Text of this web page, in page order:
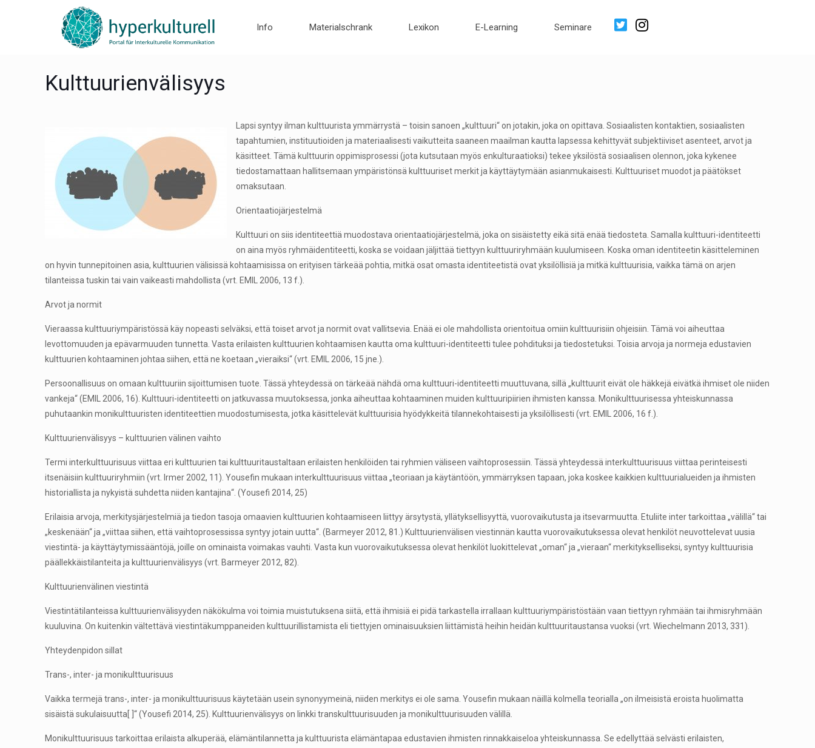
Info Materialschrank Lexikon E-Learning Seminare
Kulttuurienvälisyys
Lapsi syntyy ilman kulttuurista ymmärrystä – toisin sanoen „kulttuuri“ on jotakin, joka on opittava. Sosiaalisten kontaktien, sosiaalisten
tapahtumien, instituutioiden ja materiaalisesti vaikutteita saaneen maailman kautta lapsessa kehittyvät subjektiiviset asenteet, arvot ja
käsitteet. Tämä kulttuurin oppimisprosessi (jota kutsutaan myös enkulturaatioksi) tekee yksilöstä sosiaalisen olennon, joka kykenee
tiedostamattaan hallitsemaan ympäristönsä kulttuuriset merkit ja käyttäytymään asianmukaisesti. Kulttuuriset muodot ja päätökset
omaksutaan.
Orientaatiojärjestelmä
Kulttuuri on siis identiteettiä muodostava orientaatiojärjestelmä, joka on sisäistetty eikä sitä enää tiedosteta. Samalla kulttuuri-identiteetti
on aina myös ryhmäidentiteetti, koska se voidaan jäljittää tiettyyn kulttuuriryhmään kuulumiseen. Koska oman identiteetin käsitteleminen
on hyvin tunnepitoinen asia, kulttuurien välisissä kohtaamisissa on erityisen tärkeää pohtia, mitkä osat omasta identiteetistä ovat yksilöllisiä ja mitkä kulttuurisia, vaikka tämä on arjen
tilanteissa tuskin tai vain vaikeasti mahdollista (vrt. EMIL 2006, 13 f.).
Arvot ja normit
Vieraassa kulttuuriympäristössä käy nopeasti selväksi, että toiset arvot ja normit ovat vallitsevia. Enää ei ole mahdollista orientoitua omiin kulttuurisiin ohjeisiin. Tämä voi aiheuttaa
levottomuuden ja epävarmuuden tunnetta. Vasta erilaisten kulttuurien kohtaamisen kautta oma kulttuuri-identiteetti tulee pohdituksi ja tiedostetuksi. Toisia arvoja ja normeja edustavien
kulttuurien kohtaaminen johtaa siihen, että ne koetaan „vieraiksi“ (vrt. EMIL 2006, 15 jne.).
Persoonallisuus on omaan kulttuuriin sijoittumisen tuote. Tässä yhteydessä on tärkeää nähdä oma kulttuuri-identiteetti muuttuvana, sillä „kulttuurit eivät ole häkkejä eivätkä ihmiset ole niiden
vankeja“ (EMIL 2006, 16). Kulttuuri-identiteetti on jatkuvassa muutoksessa, jonka aiheuttaa kohtaaminen muiden kulttuuripiirien ihmisten kanssa. Monikulttuurisessa yhteiskunnassa
puhutaankin monikulttuuristen identiteettien muodostumisesta, jotka käsittelevät kulttuurisia hyödykkeitä tilannekohtaisesti ja yksilöllisesti (vrt. EMIL 2006, 16 f.).
Kulttuurienvälisyys – kulttuurien välinen vaihto
Termi interkulttuurisuus viittaa eri kulttuurien tai kulttuuritaustaltaan erilaisten henkilöiden tai ryhmien väliseen vaihtoprosessiin. Tässä yhteydessä interkulttuurisuus viittaa perinteisesti
itsenäisiin kulttuuriryhmiin (vrt. Irmer 2002, 11). Yousefin mukaan interkulttuurisuus viittaa „teoriaan ja käytäntöön, ymmärryksen tapaan, joka koskee kaikkien kulttuurialueiden ja ihmisten
historiallista ja nykyistä suhdetta niiden kantajina“. (Yousefi 2014, 25)
Erilaisia arvoja, merkitysjärjestelmiä ja tiedon tasoja omaavien kulttuurien kohtaamiseen liittyy ärsytystä, yllätyksellisyyttä, vuorovaikutusta ja itsevarmuutta. Etuliite inter tarkoittaa „välillä“ tai
„keskenään“ ja „viittaa siihen, että vaihtoprosessissa syntyy jotain uutta“. (Barmeyer 2012, 81.) Kulttuurienvälisen viestinnän kautta vuorovaikutuksessa olevat henkilöt neuvottelevat uusia
viestintä- ja käyttäytymissääntöjä, joille on ominaista voimakas vauhti. Vasta kun vuorovaikutuksessa olevat henkilöt luokittelevat „oman“ ja „vieraan“ merkitykselliseksi, syntyy kulttuurisia
päällekkäistilanteita ja kulttuurienvälisyys (vrt. Barmeyer 2012, 82).
Kulttuurienvälinen viestintä
Viestintätilanteissa kulttuurienvälisyyden näkökulma voi toimia muistutuksena siitä, että ihmisiä ei pidä tarkastella irrallaan kulttuuriympäristöstään vaan tiettyyn ryhmään tai ihmisryhmään
kuuluvina. On kuitenkin vältettävä viestintäkumppaneiden kulttuurillistamista eli tiettyjen ominaisuuksien liittämistä heihin heidän kulttuuritaustansa vuoksi (vrt. Wiechelmann 2013, 331).
Yhteydenpidon sillat
Trans-, inter- ja monikulttuurisuus
Vaikka termejä trans-, inter- ja monikulttuurisuus käytetään usein synonyymeinä, niiden merkitys ei ole sama. Yousefin mukaan näillä kolmella teorialla „on ilmeisistä eroista huolimatta
sisäistä sukulaisuutta[ ]“ (Yousefi 2014, 25). Kulttuurienvälisyys on linkki transkulttuurisuuden ja monikulttuurisuuden välillä.
Monikulttuurisuus tarkoittaa erilaista alkuperää, elämäntilannetta ja kulttuurista elämäntapaa edustavien ihmisten rinnakkaiseloa yhteiskunnassa. Se edellyttää selvästi erilaisten,